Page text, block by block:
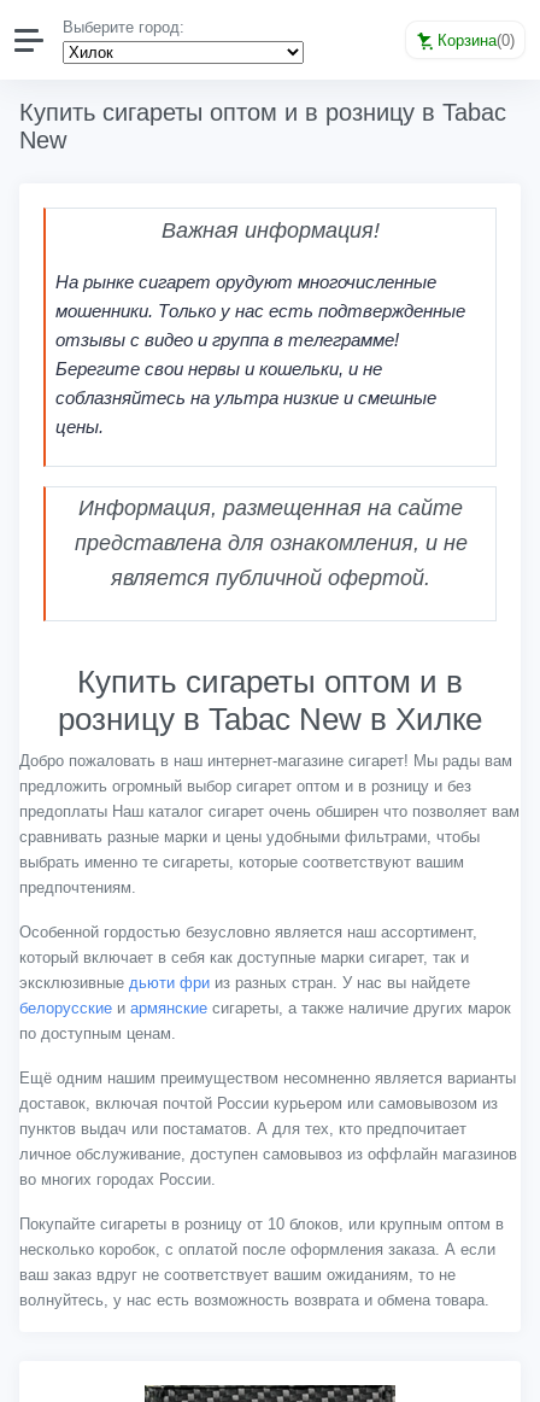
Выберите город:
Корзина(0)
Купить сигареты оптом и в розницу в Tabac
New
Важная информация!
На рынке сигарет орудуют многочисленные
мошенники. Только у нас есть подтвержденные
отзывы с видео и группа в телеграмме!
Берегите свои нервы и кошельки, и не
соблазняйтесь на ультра низкие и смешные
цены.
Информация, размещенная на сайте
представлена для ознакомления, и не
является публичной офертой.
Купить сигареты оптом и в
розницу в Tabac New в Хилке
Добро пожаловать в наш интернет-магазине сигарет! Мы рады вам
предложить огромный выбор сигарет оптом и в розницу и без
предоплаты Наш каталог сигарет очень обширен что позволяет вам
сравнивать разные марки и цены удобными фильтрами, чтобы
выбрать именно те сигареты, которые соответствуют вашим
предпочтениям.
Особенной гордостью безусловно является наш ассортимент,
который включает в себя как доступные марки сигарет, так и
эксклюзивные дьюти фри из разных стран. У нас вы найдете
белорусские и армянские сигареты, а также наличие других марок
по доступным ценам.
Ещё одним нашим преимуществом несомненно является варианты
доставок, включая почтой России курьером или самовывозом из
пунктов выдач или постаматов. А для тех, кто предпочитает
личное обслуживание, доступен самовывоз из оффлайн магазинов
во многих городах России.
Покупайте сигареты в розницу от 10 блоков, или крупным оптом в
несколько коробок, с оплатой после оформления заказа. А если
ваш заказ вдруг не соответствует вашим ожиданиям, то не
волнуйтесь, у нас есть возможность возврата и обмена товара.